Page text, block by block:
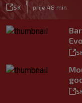
SK prije 48 min